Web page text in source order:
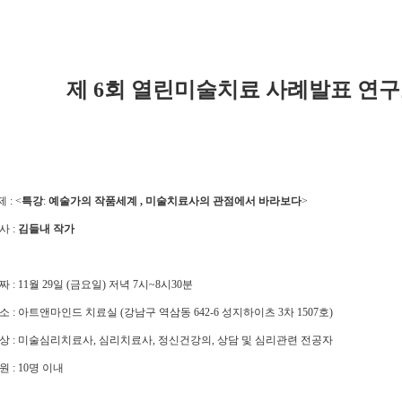
6회 열린미술치료 사례발표 연구
: <특강: 예술가의 작품세계 , 미술치료사의 관점에서 바라보다>
: 김들내 작가
: 11월 29일 (금요일) 저녁 7시~8시30분
: 아트앤마인드 치료실 (강남구 역삼동 642-6 성지하이츠 3차 1507호)
: 미술심리치료사, 심리치료사, 정신건강의, 상담 및 심리관련 전공자
: 10명 이내